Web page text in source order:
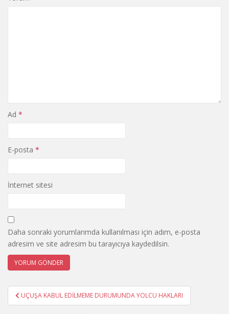
Ad *
E-posta *
İnternet sitesi
Daha sonraki yorumlarımda kullanılması için adım, e-posta
adresim ve site adresim bu tarayıcıya kaydedilsin.
Yazı
gezinmesi
UÇUŞA KABUL EDİLMEME DURUMUNDA YOLCU HAKLARI